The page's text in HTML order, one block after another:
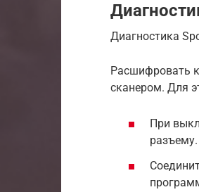
Диагностика
Расшифровать
сканером. Для
При
разъему.